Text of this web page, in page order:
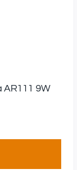
AR111 9W